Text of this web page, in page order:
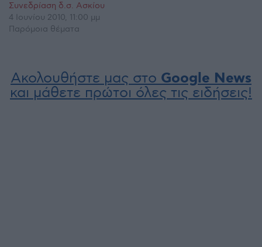
Συνεδρίαση δ.σ. Ασκίου
4 Ιουνίου 2010, 11:00 μμ
Παρόμοια θέματα
Ακολουθήστε μας στο Google News
και μάθετε πρώτοι όλες τις ειδήσεις!